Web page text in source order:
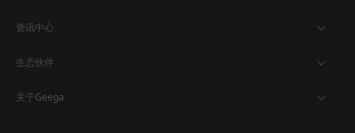
资讯中心
生态伙伴
关于Geega